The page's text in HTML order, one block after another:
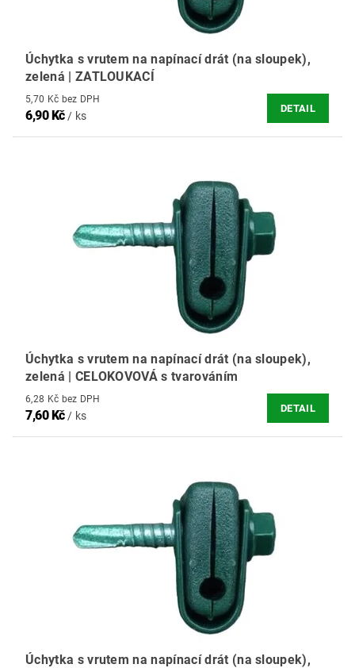
Úchytka s vrutem na napínací drát (na sloupek),
zelená | ZATLOUKACÍ
5,70 Kč bez DPH
6,90 Kč/ ks
DETAIL
Úchytka s vrutem na napínací drát (na sloupek),
zelená | CELOKOVOVÁ s tvarováním
6,28 Kč bez DPH
7,60 Kč/ ks
DETAIL
Úchytka s vrutem na napínací drát (na sloupek),